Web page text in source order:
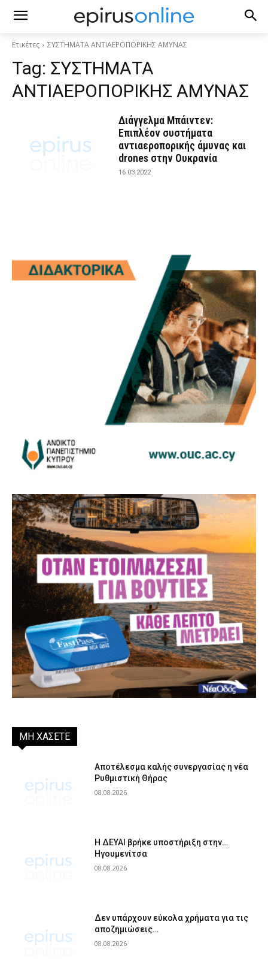
Ετικέτες ΣΥΣΤΗΜΑΤΑ ΑΝΤΙΑΕΡΟΠΟΡΙΚΗΣ ΑΜΥΝΑΣ
Tag: ΣΥΣΤΗΜΑΤΑ
ΑΝΤΙΑΕΡΟΠΟΡΙΚΗΣ ΑΜΥΝΑΣ
Διάγγελμα Μπάιντεν:
Επιπλέον συστήματα
αντιαεροπορικής άμυνας και
drones στην Ουκρανία
16.03.2022
ΜΗ ΧΑΣΕΤΕ
Αποτέλεσμα καλής συνεργασίας η νέα
Ρυθμιστική Θήρας
08.08.2026
Η ΔΕΥΑΙ βρήκε υποστήριξη στην…
Ηγουμενίτσα
08.08.2026
Δεν υπάρχουν εύκολα χρήματα για τις
αποζημιώσεις…
08.08.2026